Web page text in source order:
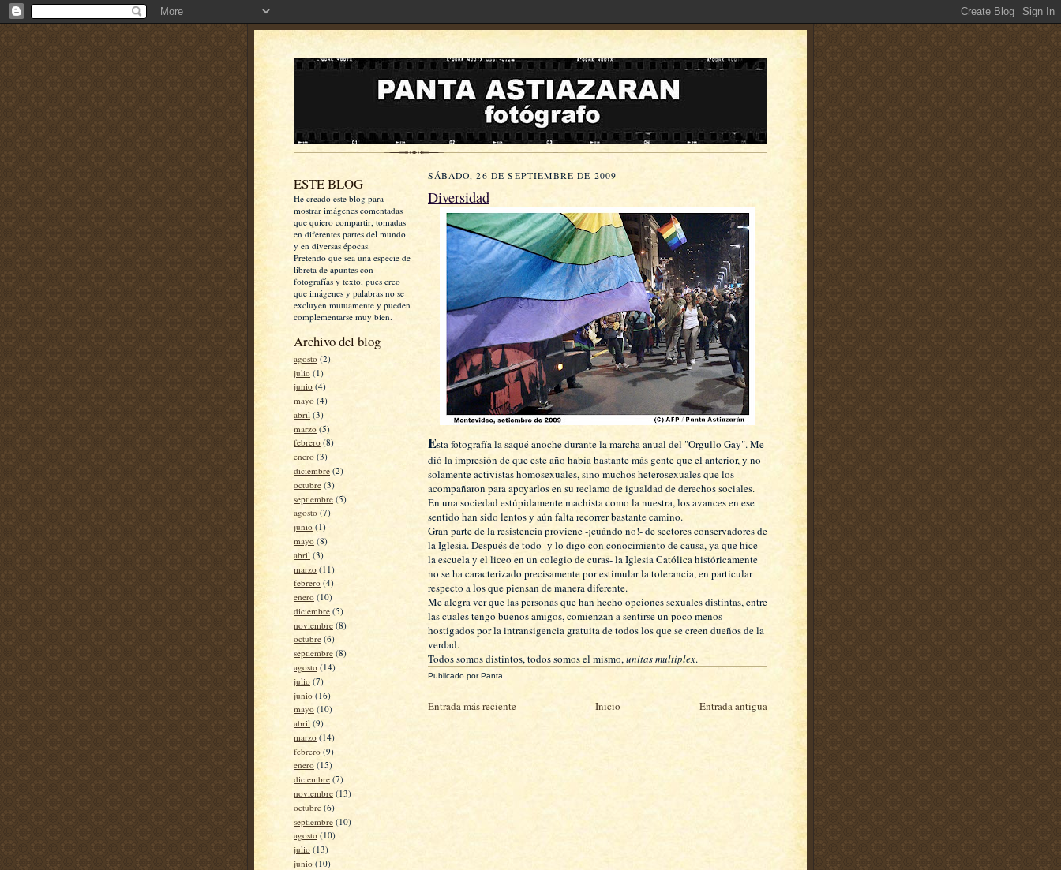
ESTE BLOG
He creado este blog para
mostrar imágenes comentadas
que quiero compartir, tomadas
en diferentes partes del mundo
y en diversas épocas.
Pretendo que sea una especie de
libreta de apuntes con
fotografías y texto, pues creo
que imágenes y palabras no se
excluyen mutuamente y pueden
complementarse muy bien.
Archivo del blog
agosto (2)
julio (1)
junio (4)
mayo (4)
abril (3)
marzo (5)
febrero (8)
enero (3)
diciembre (2)
octubre (3)
septiembre (5)
agosto (7)
junio (1)
mayo (8)
abril (3)
marzo (11)
febrero (4)
enero (10)
diciembre (5)
noviembre (8)
octubre (6)
septiembre (8)
agosto (14)
julio (7)
junio (16)
mayo (10)
abril (9)
marzo (14)
febrero (9)
enero (15)
diciembre (7)
noviembre (13)
octubre (6)
septiembre (10)
agosto (10)
julio (13)
junio (10)
SÁBADO, 26 DE SEPTIEMBRE DE 2009
Diversidad
Esta fotografía la saqué anoche durante la marcha anual del "Orgullo Gay". Me
dió la impresión de que este año había bastante más gente que el anterior, y no
solamente activistas homosexuales, sino muchos heterosexuales que los
acompañaron para apoyarlos en su reclamo de igualdad de derechos sociales.
En una sociedad estúpidamente machista como la nuestra, los avances en ese
sentido han sido lentos y aún falta recorrer bastante camino.
Gran parte de la resistencia proviene -¡cuándo no!- de sectores conservadores de
la Iglesia. Después de todo -y lo digo con conocimiento de causa, ya que hice
la escuela y el liceo en un colegio de curas- la Iglesia Católica históricamente
no se ha caracterizado precisamente por estimular la tolerancia, en particular
respecto a los que piensan de manera diferente.
Me alegra ver que las personas que han hecho opciones sexuales distintas, entre
las cuales tengo buenos amigos, comienzan a sentirse un poco menos
hostigados por la intransigencia gratuita de todos los que se creen dueños de la
verdad.
Todos somos distintos, todos somos el mismo,unitas multiplex.
Publicado porPanta
Entrada más reciente Entrada antigua
Inicio